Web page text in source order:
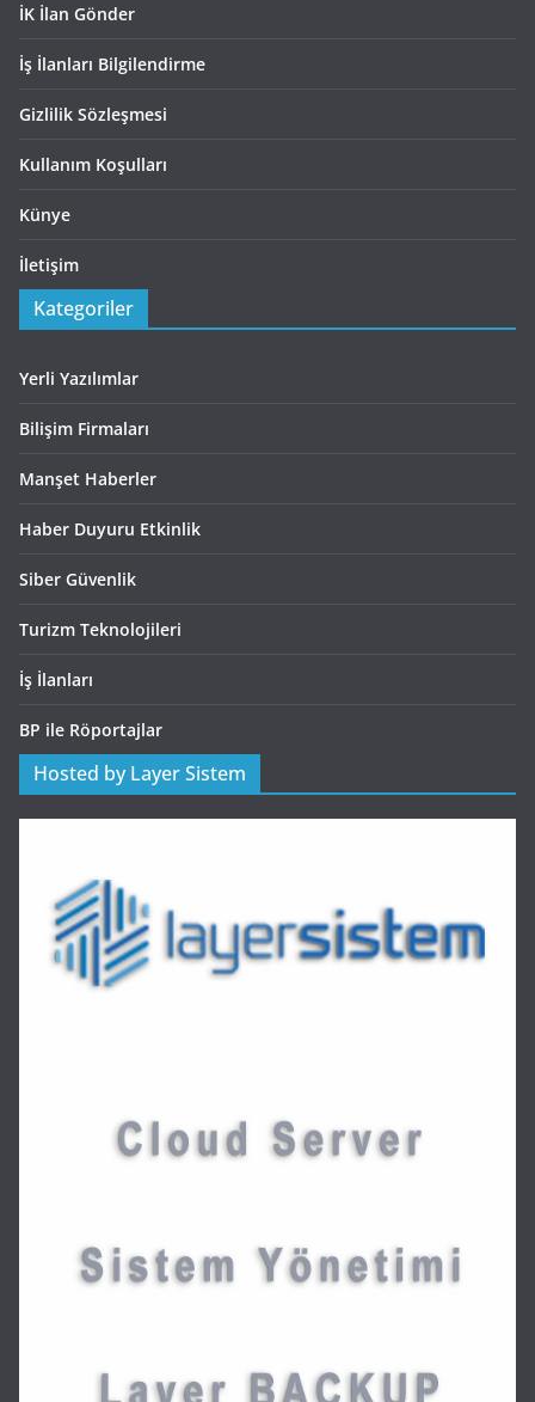
İK İlan Gönder
İş İlanları Bilgilendirme
Gizlilik Sözleşmesi
Kullanım Koşulları
Künye
İletişim
Kategoriler
Yerli Yazılımlar
Bilişim Firmaları
Manşet Haberler
Haber Duyuru Etkinlik
Siber Güvenlik
Turizm Teknolojileri
İş İlanları
BP ile Röportajlar
Hosted by Layer Sistem